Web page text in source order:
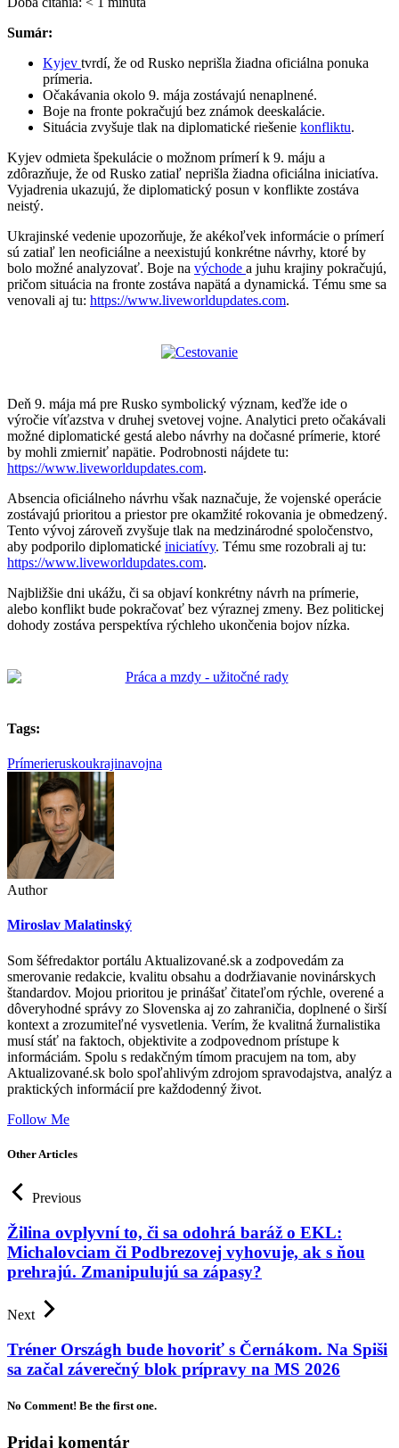
Sumár:
Kyjev tvrdí, že od Rusko neprišla žiadna oficiálna ponuka
prímeria.
Očakávania okolo 9. mája zostávajú nenaplnené.
Boje na fronte pokračujú bez známok deeskalácie.
Situácia zvyšuje tlak na diplomatické riešenie konfliktu.
Kyjev odmieta špekulácie o možnom prímerí k 9. máju a
zdôrazňuje, že od Rusko zatiaľ neprišla žiadna oficiálna iniciatíva.
Vyjadrenia ukazujú, že diplomatický posun v konflikte zostáva
neistý.
Ukrajinské vedenie upozorňuje, že akékoľvek informácie o prímerí
sú zatiaľ len neoficiálne a neexistujú konkrétne návrhy, ktoré by
bolo možné analyzovať. Boje na východe a juhu krajiny pokračujú,
pričom situácia na fronte zostáva napätá a dynamická. Tému sme sa
venovali aj tu: https://www.liveworldupdates.com.
Deň 9. mája má pre Rusko symbolický význam, keďže ide o
výročie víťazstva v druhej svetovej vojne. Analytici preto očakávali
možné diplomatické gestá alebo návrhy na dočasné prímerie, ktoré
by mohli zmierniť napätie. Podrobnosti nájdete tu:
https://www.liveworldupdates.com.
Absencia oficiálneho návrhu však naznačuje, že vojenské operácie
zostávajú prioritou a priestor pre okamžité rokovania je obmedzený.
Tento vývoj zároveň zvyšuje tlak na medzinárodné spoločenstvo,
aby podporilo diplomatické iniciatívy. Tému sme rozobrali aj tu:
https://www.liveworldupdates.com.
Najbližšie dni ukážu, či sa objaví konkrétny návrh na prímerie,
alebo konflikt bude pokračovať bez výraznej zmeny. Bez politickej
dohody zostáva perspektíva rýchleho ukončenia bojov nízka.
Tags:
Prímerieruskoukrajinavojna
Author
Miroslav Malatinský
Som šéfredaktor portálu Aktualizované.sk a zodpovedám za
smerovanie redakcie, kvalitu obsahu a dodržiavanie novinárskych
štandardov. Mojou prioritou je prinášať čitateľom rýchle, overené a
dôveryhodné správy zo Slovenska aj zo zahraničia, doplnené o širší
kontext a zrozumiteľné vysvetlenia. Verím, že kvalitná žurnalistika
musí stáť na faktoch, objektivite a zodpovednom prístupe k
informáciám. Spolu s redakčným tímom pracujem na tom, aby
Aktualizované.sk bolo spoľahlivým zdrojom spravodajstva, analýz a
praktických informácií pre každodenný život.
Follow Me
Other Articles
Previous
Žilina ovplyvní to, či sa odohrá baráž o EKL:
Michalovciam či Podbrezovej vyhovuje, ak s ňou
prehrajú. Zmanipulujú sa zápasy?
Next
Tréner Országh bude hovoriť s Černákom. Na Spiši
sa začal záverečný blok prípravy na MS 2026
No Comment! Be the first one.
Pridaj komentár